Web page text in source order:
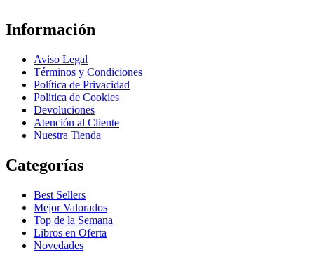
Información
Aviso Legal
Términos y Condiciones
Política de Privacidad
Política de Cookies
Devoluciones
Atención al Cliente
Nuestra Tienda
Categorías
Best Sellers
Mejor Valorados
Top de la Semana
Libros en Oferta
Novedades